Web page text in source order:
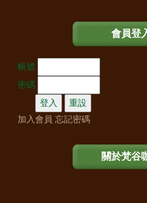
會員登
帳號
密碼
加入會員 忘記密碼
關於梵谷